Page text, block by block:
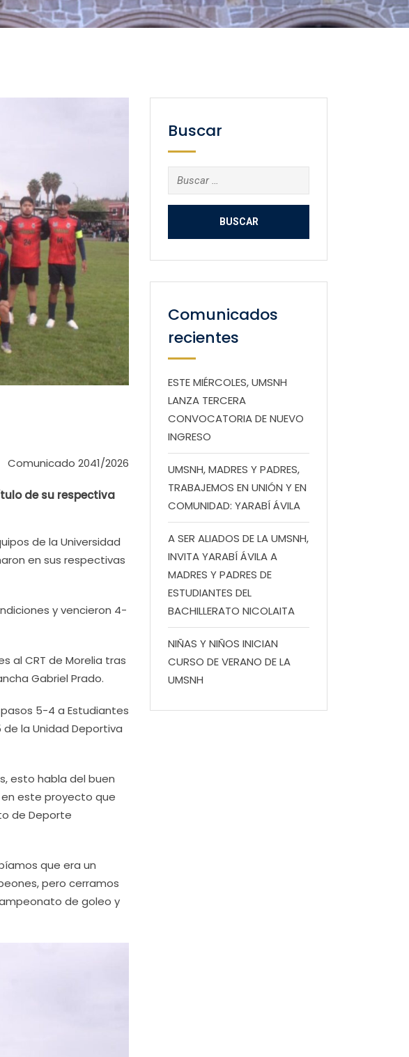
Comunicado 2041/2026
de su respectiva
de la Universidad
en sus respectivas
y vencieron 4-
al CRT de Morelia tras
Gabriel Prado.
5-4 a Estudiantes
la Unidad Deportiva
esto habla del buen
este proyecto que
de Deporte
que era un
pero cerramos
de goleo y
Buscar
Buscar:
Comunicados
recientes
ESTE MIÉRCOLES, UMSNH
LANZA TERCERA
CONVOCATORIA DE NUEVO
INGRESO
UMSNH, MADRES Y PADRES,
TRABAJEMOS EN UNIÓN Y EN
COMUNIDAD: YARABÍ ÁVILA
A SER ALIADOS DE LA UMSNH,
INVITA YARABÍ ÁVILA A
MADRES Y PADRES DE
ESTUDIANTES DEL
BACHILLERATO NICOLAITA
NIÑAS Y NIÑOS INICIAN
CURSO DE VERANO DE LA
UMSNH